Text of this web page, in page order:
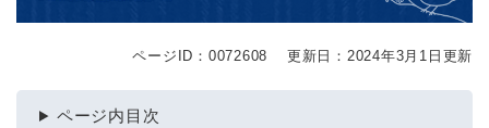
ページID：0072608 更新日：2024年3月1日更新
ページ内目次